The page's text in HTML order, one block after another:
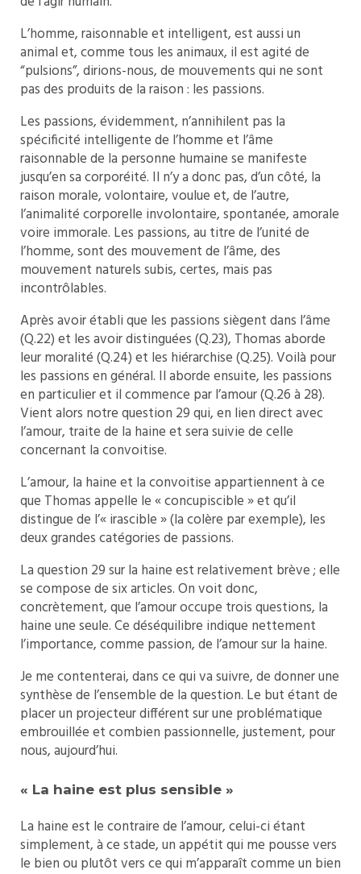
L’homme, raisonnable et intelligent, est aussi un
animal et, comme tous les animaux, il est agité de
“pulsions”, dirions-nous, de mouvements qui ne sont
pas des produits de la raison : les passions.
Les passions, évidemment, n’annihilent pas la
spécificité intelligente de l’homme et l’âme
raisonnable de la personne humaine se manifeste
jusqu’en sa corporéité. Il n’y a donc pas, d’un côté, la
raison morale, volontaire, voulue et, de l’autre,
l’animalité corporelle involontaire, spontanée, amorale
voire immorale. Les passions, au titre de l’unité de
l’homme, sont des mouvement de l’âme, des
mouvement naturels subis, certes, mais pas
incontrôlables.
Après avoir établi que les passions siègent dans l’âme
(Q.22) et les avoir distinguées (Q.23), Thomas aborde
leur moralité (Q.24) et les hiérarchise (Q.25). Voilà pour
les passions en général. Il aborde ensuite, les passions
en particulier et il commence par l’amour (Q.26 à 28).
Vient alors notre question 29 qui, en lien direct avec
l’amour, traite de la haine et sera suivie de celle
concernant la convoitise.
L’amour, la haine et la convoitise appartiennent à ce
que Thomas appelle le « concupiscible » et qu’il
distingue de l’« irascible » (la colère par exemple), les
deux grandes catégories de passions.
La question 29 sur la haine est relativement brève ; elle
se compose de six articles. On voit donc,
concrètement, que l’amour occupe trois questions, la
haine une seule. Ce déséquilibre indique nettement
l’importance, comme passion, de l’amour sur la haine.
Je me contenterai, dans ce qui va suivre, de donner une
synthèse de l’ensemble de la question. Le but étant de
placer un projecteur différent sur une problématique
embrouillée et combien passionnelle, justement, pour
nous, aujourd’hui.
« La haine est plus sensible »
La haine est le contraire de l’amour, celui-ci étant
simplement, à ce stade, un appétit qui me pousse vers
le bien ou plutôt vers ce qui m’apparaît comme un bien